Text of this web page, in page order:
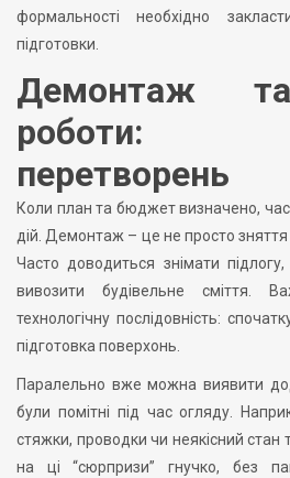
формальності необхідно
підготовки.
Демонтаж
роботи:
перетворень
Коли план та бюджет визначено,
дій. Демонтаж – це не просто
Часто доводиться знімати
вивозити будівельне сміття.
технологічну послідовність:
підготовка поверхонь.
Паралельно вже можна виявити
були помітні під час огляду.
стяжки, проводки чи неякісний стан
на ці “сюрпризи” гнучко, без